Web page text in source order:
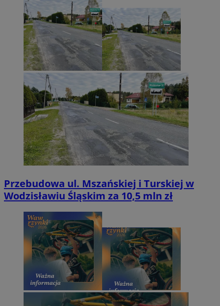
Przebudowa ul. Mszańskiej i Turskiej w
Wodzisławiu Śląskim za 10,5 mln zł